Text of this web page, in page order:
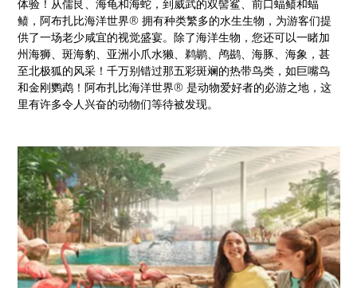
体验！从儒艮、海龟和海蛇，到威武的双髻鲨、前口蝠鲼和蝠
鲼，阿布扎比海洋世界® 拥有种类繁多的水生生物，为游客们提
供了一场老少咸宜的视觉盛宴。除了海洋生物，您还可以一睹加
州海狮、斑海豹、亚洲小爪水獭、鹈鹕、鸬鹚、海豚、海象，甚
至北极狐的风采！千万别错过那五彩斑斓的热带鸟类，如巨嘴鸟
和金刚鹦鹉！阿布扎比海洋世界® 是动物爱好者的必游之地，这
里有许多令人兴奋的动物们等待被发现。